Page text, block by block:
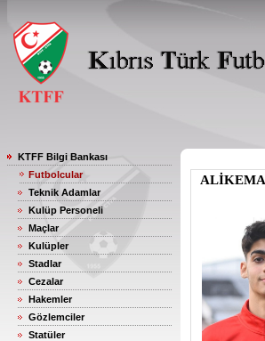
KTFF Bilgi Bankası
Futbolcular
Teknik Adamlar
Kulüp Personeli
Maçlar
Kulüpler
Stadlar
Cezalar
Hakemler
Gözlemciler
Statüler